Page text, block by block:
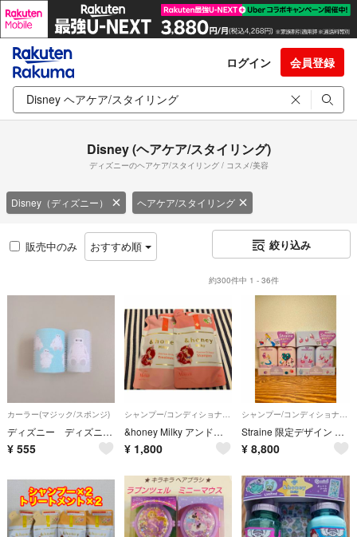
ログイン 会員登録
Disney (ヘアケア/スタイリング)
ディズニーのヘアケア/スタイリング / コスメ/美容
Disney（ディズニー） ヘアケア/スタイリング
販売中のみ おすすめ順 絞り込み
約300件中 1 - 36件
カーラー(マジック/スポンジ)
ディズニー ディズニーストア ベイマックス ヘアカーラー カーラー 前髪カーラー
¥ 555
シャンプー/コンディショナーセット
&honey Milky アンドハニー ミルキーシャンプー トリートメント アリエル
¥ 1,800
シャンプー/コンディショナーセット
Straine 限定デザイン 不思議の国のアリス シャンプー&トリートメント
¥ 8,800